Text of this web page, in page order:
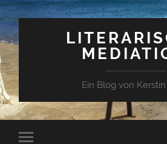
Ein Blog von